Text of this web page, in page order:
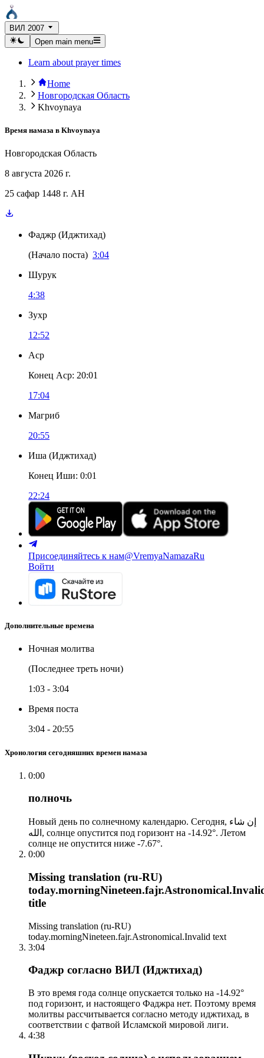
ВИЛ 2007
Open main menu
Learn about prayer times
Home
Новгородская Область
Khvoynaya
Время намаза в Khvoynaya
Новгородская Область
8 августа 2026 г.
25 сафар 1448 г. AH
Фаджр (Иджтихад)
(Начало поста) 3:04
Шурук
4:38
Зухр
12:52
Аср
Конец Аср: 20:01
17:04
Магриб
20:55
Иша (Иджтихад)
Конец Иши: 0:01
22:24
Присоединяйтесь к нам@VremyaNamazaRu
Войти
Дополнительные времена
Ночная молитва
(Последнее треть ночи)
1:03 - 3:04
Время поста
3:04 - 20:55
Хронология сегодняшних времен намаза
0:00
полночь
Новый день по солнечному календарю. Сегодня, إن شاء
الله, солнце опустится под горизонт на -14.92°. Летом
солнце не опустится ниже -7.67°.
0:00
Missing translation (ru-RU)
title
Missing translation (ru-RU)
today.morningNineteen.fajr.Astronomical.Invalid text
3:04
Фаджр согласно ВИЛ (Иджтихад)
В это время года солнце опускается только на -14.92°
под горизонт, и настоящего Фаджра нет. Поэтому время
молитвы рассчитывается согласно методу иджтихад, в
соответствии с фатвой Исламской мировой лиги.
4:38